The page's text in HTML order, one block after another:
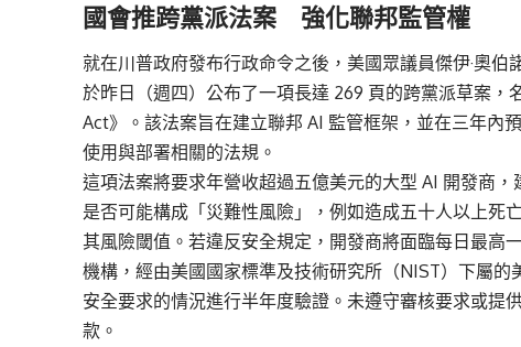
國會推跨黨派法案 強化聯邦監管權
就在川普政府發布行政命令之後，美國眾議員傑伊·奧伯
於昨日（週四）公布了一項長達 269 頁的跨黨派草案
Act》。該法案旨在建立聯邦 AI 監管框架，並在三年內
使用與部署相關的法規。
這項法案將要求年營收超過五億美元的大型 AI 開發商
是否可能構成「災難性風險」，例如造成五十人以上死
其風險閾值。若違反安全規定，開發商將面臨每日最高
機構，經由美國國家標準及技術研究所（NIST）下屬
安全要求的情況進行半年度驗證。未遵守審核要求或提
款。